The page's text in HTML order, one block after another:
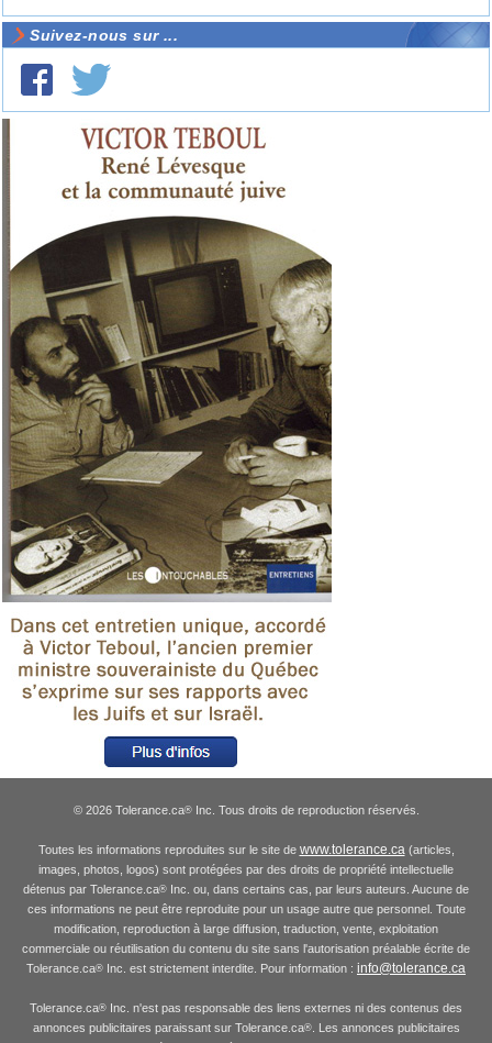
Suivez-nous sur ...
© 2026 Tolerance.ca®Inc. Tous droits de reproduction réservés.
Toutes les informations reproduites sur le site de www.tolerance.ca(articles,
images, photos, logos) sont protégées par des droits de propriété intellectuelle
détenus par Tolerance.ca® Inc. ou, dans certains cas, par leurs auteurs. Aucune de
ces informations ne peut être reproduite pour un usage autre que personnel. Toute
modification, reproduction à large diffusion, traduction, vente, exploitation
commerciale ou réutilisation du contenu du site sans l'autorisation préalable écrite de
Tolerance.ca® Inc. est strictement interdite. Pour information : info@tolerance.ca
Tolerance.ca® Inc. n'est pas responsable des liens externes ni des contenus des
annonces publicitaires paraissant sur Tolerance.ca®. Les annonces publicitaires